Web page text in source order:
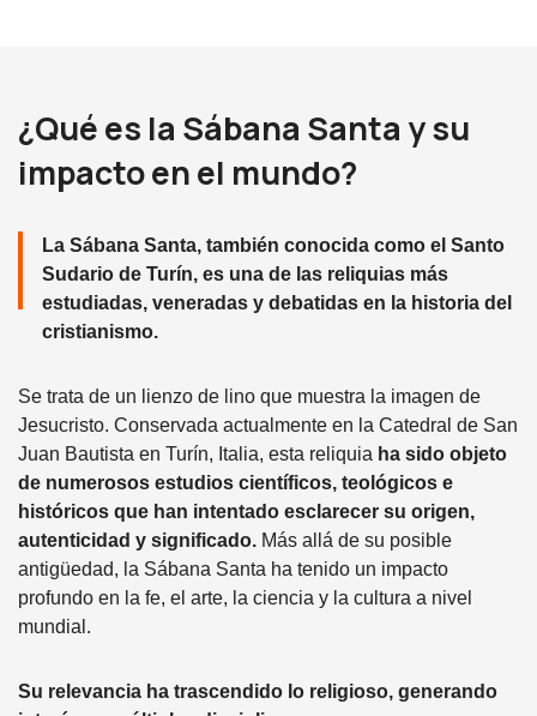
¿Qué es la Sábana Santa y su
impacto en el mundo?
La Sábana Santa, también conocida como el Santo
Sudario de Turín, es una de las reliquias más
estudiadas, veneradas y debatidas en la historia del
cristianismo.
Se trata de un lienzo de lino que muestra la imagen de
Jesucristo. Conservada actualmente en la Catedral de San
Juan Bautista en Turín, Italia, esta reliquia ha sido objeto
de numerosos estudios científicos, teológicos e
históricos que han intentado esclarecer su origen,
autenticidad y significado. Más allá de su posible
antigüedad, la Sábana Santa ha tenido un impacto
profundo en la fe, el arte, la ciencia y la cultura a nivel
mundial.
Su relevancia ha trascendido lo religioso, generando